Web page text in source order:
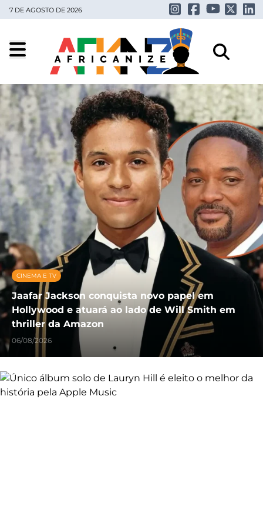
7 DE AGOSTO DE 2026
CINEMA E TV
Jaafar Jackson conquista novo papel em
Hollywood e atuará ao lado de Will Smith em
thriller da Amazon
06/08/2026